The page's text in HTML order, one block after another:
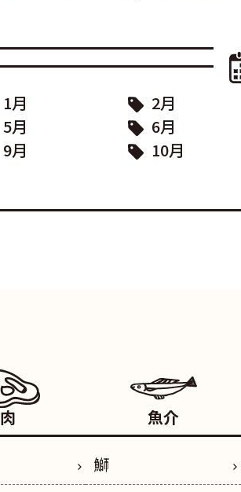
1月 2月
5月
6月
9月
10月
肉 魚介
鰤